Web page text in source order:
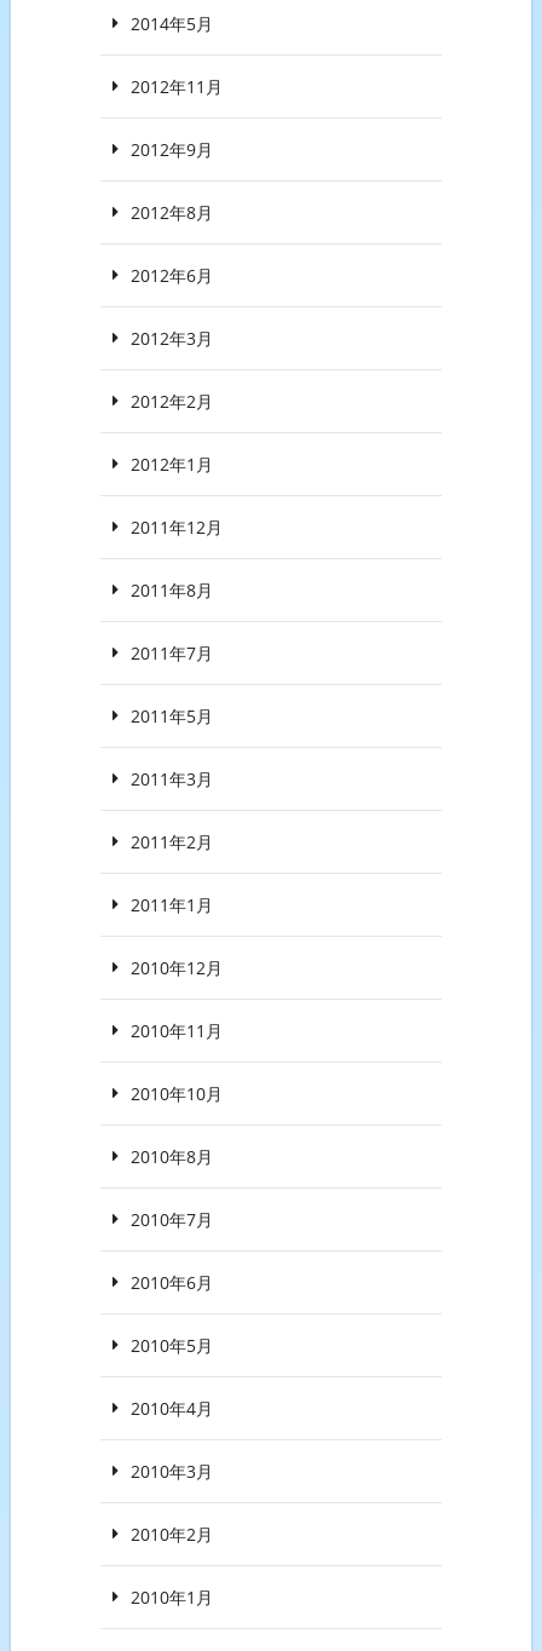
2014年5月
2012年11月
2012年9月
2012年8月
2012年6月
2012年3月
2012年2月
2012年1月
2011年12月
2011年8月
2011年7月
2011年5月
2011年3月
2011年2月
2011年1月
2010年12月
2010年11月
2010年10月
2010年8月
2010年7月
2010年6月
2010年5月
2010年4月
2010年3月
2010年2月
2010年1月